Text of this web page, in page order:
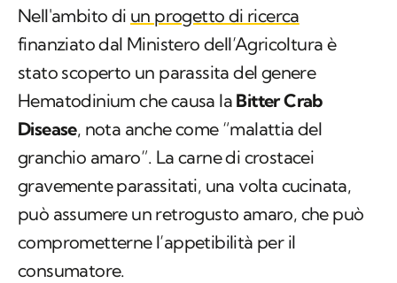
Nell'ambito di un progetto di ricerca
finanziato dal Ministero dell’Agricoltura è
stato scoperto un parassita del genere
Hematodinium che causa la Bitter Crab
Disease, nota anche come “malattia del
granchio amaro”. La carne di crostacei
gravemente parassitati, una volta cucinata,
può assumere un retrogusto amaro, che può
comprometterne l’appetibilità per il
consumatore.